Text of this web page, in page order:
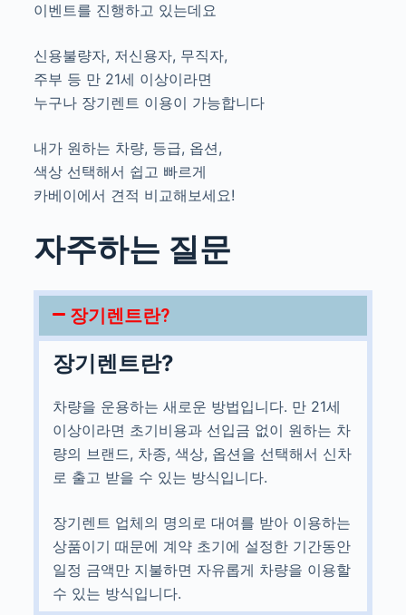
이벤트를 진행하고 있는데요
신용불량자, 저신용자, 무직자,
주부 등 만 21세 이상이라면
누구나 장기렌트 이용이 가능합니다
내가 원하는 차량, 등급, 옵션,
색상 선택해서 쉽고 빠르게
카베이에서 견적 비교해보세요!
자주하는 질문
장기렌트란?
장기렌트란?
차량을 운용하는 새로운 방법입니다. 만 21세
이상이라면 초기비용과 선입금 없이 원하는 차
량의 브랜드, 차종, 색상, 옵션을 선택해서 신차
로 출고 받을 수 있는 방식입니다.
장기렌트 업체의 명의로 대여를 받아 이용하는
상품이기 때문에 계약 초기에 설정한 기간동안
일정 금액만 지불하면 자유롭게 차량을 이용할
수 있는 방식입니다.